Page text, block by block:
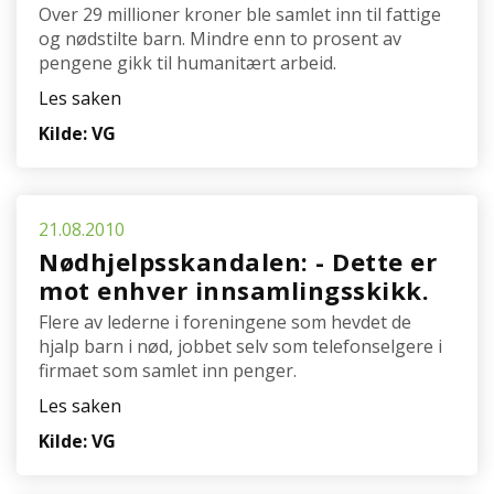
Over 29 millioner kroner ble samlet inn til fattige
og nødstilte barn. Mindre enn to prosent av
pengene gikk til humanitært arbeid.
Les saken
Kilde: VG
21.08.2010
Nødhjelpsskandalen: - Dette er
mot enhver innsamlingsskikk.
Flere av lederne i foreningene som hevdet de
hjalp barn i nød, jobbet selv som telefonselgere i
firmaet som samlet inn penger.
Les saken
Kilde: VG